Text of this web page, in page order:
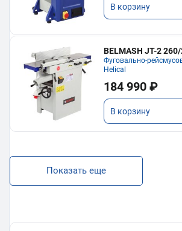
В корзину
BELMASH JT-2
Фуговально-
Helical
184 990 ₽
В корзину
Показать еще